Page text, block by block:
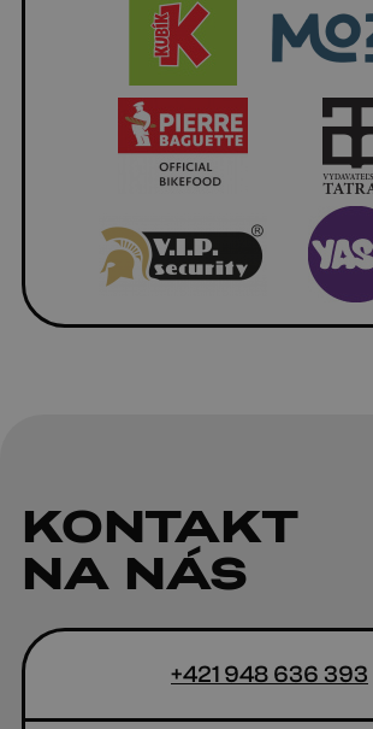
KONTAKT
NA NÁS
+421 948 636 393